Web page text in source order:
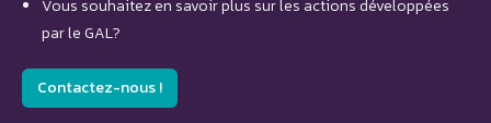
Vous souhaitez en savoir plus sur les actions développées
par le GAL?
Contactez-nous !